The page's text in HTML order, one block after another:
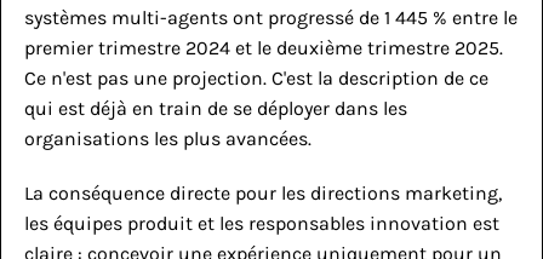
systèmes multi-agents ont progressé de 1 445 % entre le
premier trimestre 2024 et le deuxième trimestre 2025.
Ce n'est pas une projection. C'est la description de ce
qui est déjà en train de se déployer dans les
organisations les plus avancées.
La conséquence directe pour les directions marketing,
les équipes produit et les responsables innovation est
claire : concevoir une expérience uniquement pour un